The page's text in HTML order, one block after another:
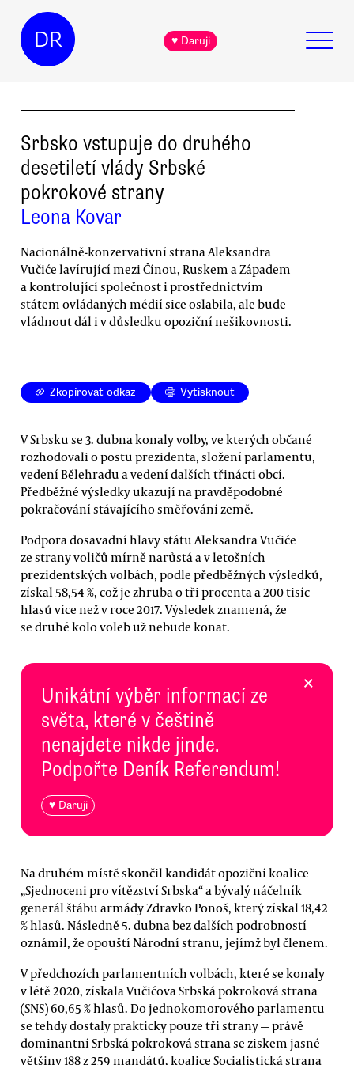
DR ♥ Daruji
Srbsko vstupuje do druhého
desetiletí vlády Srbské
pokrokové strany
Leona Kovar
Nacionálně-konzervativní strana Aleksandra
Vučiće lavírující mezi Čínou, Ruskem a Západem
a kontrolující společnost i prostřednictvím
státem ovládaných médií sice oslabila, ale bude
vládnout dál i v důsledku opoziční nešikovnosti.
Zkopírovat odkaz Vytisknout
V Srbsku se 3. dubna konaly volby, ve kterých občané
rozhodovali o postu prezidenta, složení parlamentu,
vedení Bělehradu a vedení dalších třinácti obcí.
Předběžné výsledky ukazují na pravděpodobné
pokračování stávajícího směřování země.
Podpora dosavadní hlavy státu Aleksandra Vučiće
ze strany voličů mírně narůstá a v letošních
prezidentských volbách, podle předběžných výsledků,
získal 58,54 %, což je zhruba o tři procenta a 200 tisíc
hlasů více než v roce 2017. Výsledek znamená, že
se druhé kolo voleb už nebude konat.
Unikátní výběr informací ze
světa, které v češtině
nenajdete nikde jinde.
Podpořte Deník Referendum!
♥ Daruji
×
Na druhém místě skončil kandidát opoziční koalice
„Sjednoceni pro vítězství Srbska“ a bývalý náčelník
generál štábu armády Zdravko Ponoš, který získal 18,42
% hlasů. Následně 5. dubna bez dalších podrobností
oznámil, že opouští Národní stranu, jejímž byl členem.
V předchozích parlamentních volbách, které se konaly
v létě 2020, získala Vučićova Srbská pokroková strana
(SNS) 60,65 % hlasů. Do jednokomorového parlamentu
se tehdy dostaly prakticky pouze tři strany — právě
dominantní Srbská pokroková strana se ziskem jasné
většiny 188 z 259 mandátů, koalice Socialistická strana